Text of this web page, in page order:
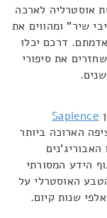
אוסטרליה לארכה
שיר" ומהווים את
דרכם יכלו
את סיפורי
Sapience
הארוכה ביותר
הידע המסורתי
האוסטרלי על
שנות קיום.